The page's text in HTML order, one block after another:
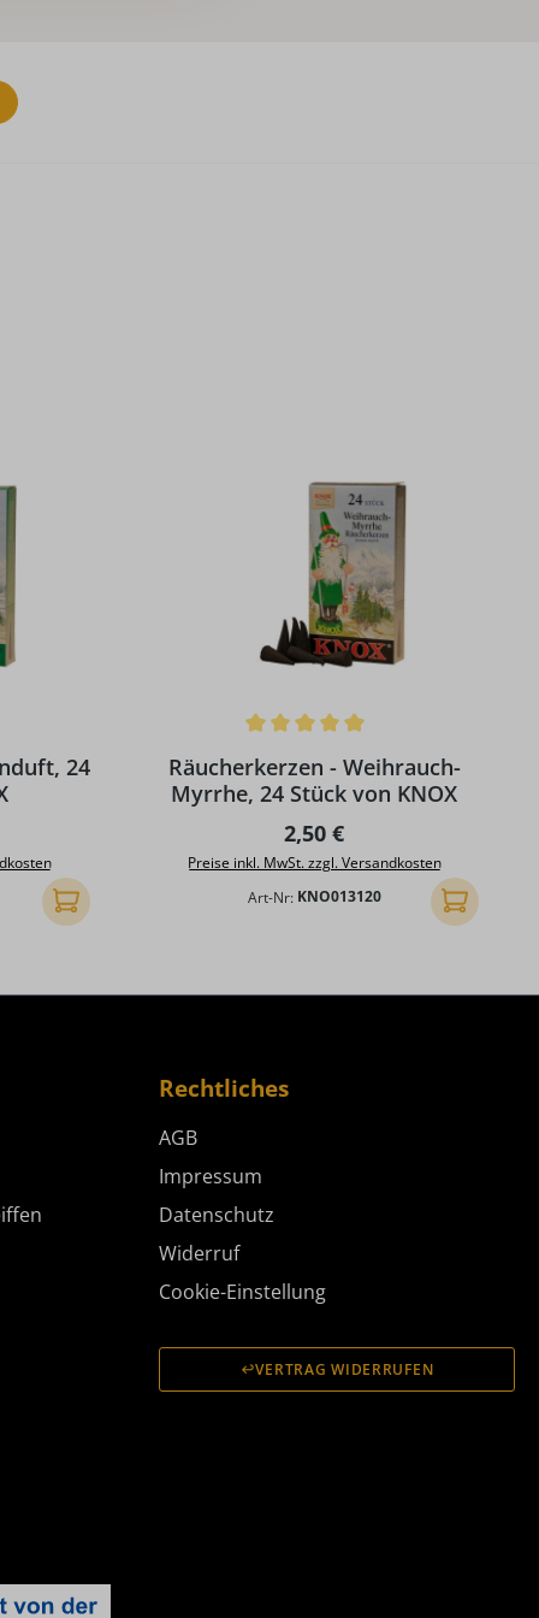
24
In den Warenkorb
Räucherkerzen - Weihrauch-
Myrrhe, 24 Stück von KNOX
Regulärer Preis:
2,50 €
Preise inkl. MwSt. zzgl. Versandkosten
Art-Nr: KNO013120 In den
Rechtliches
AGB
Impressum
Datenschutz
Widerruf
Cookie-Einstellung
VERTRAG WIDERRUFEN